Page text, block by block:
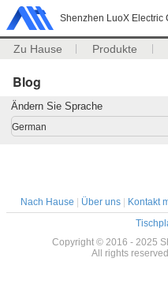
Shenzhen LuoX Electric
Zu Hause Produkte
Blog
Ändern Sie Sprache
German
Nach Hause Über uns Kontakt
Copyright © 2016 - 2025
All rights